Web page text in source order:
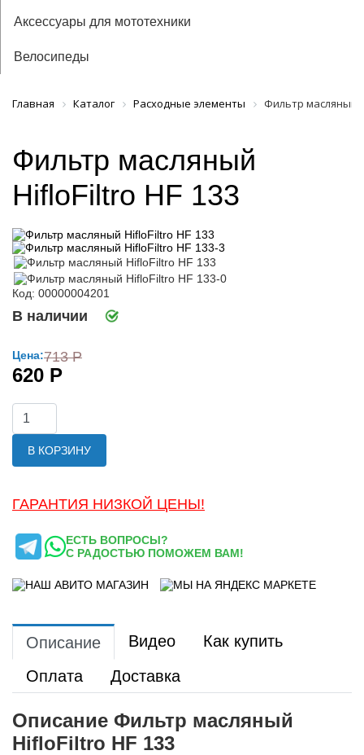
Аксессуары для мототехники
Велосипеды
Главная Каталог Расходные элементы Фильтр масляный
Фильтр масляный
HifloFiltro HF 133
Код: 00000004201
В наличии
Цена:713 Р
620 Р
В КОРЗИНУ
ГАРАНТИЯ НИЗКОЙ ЦЕНЫ!
ЕСТЬ ВОПРОСЫ?
С РАДОСТЬЮ ПОМОЖЕМ ВАМ!
Описание Видео
Как купить
Оплата
Доставка
Описание Фильтр масляный
HifloFiltro HF 133